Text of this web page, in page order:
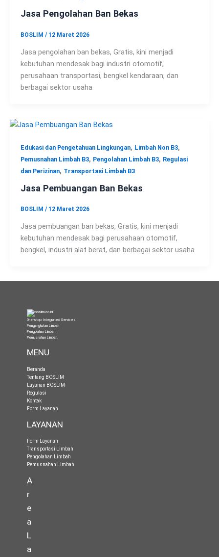
Jasa Pengolahan Ban Bekas
BOSLIM / 12 Maret 2026
Jasa pengolahan ban bekas, Gratis, kini menjadi
kebutuhan mendesak bagi industri otomotif,
perusahaan transportasi, bengkel kendaraan, dan
berbagai sektor usaha
Edukasi dan Pengetahuan Lingkungan, Limbah Non B3,
Pemusnahan Limbah B3, Pengolahan Limbah B3, Regulasi
dan Perizinan, Transportasi Limbah B3
Jasa Pembuangan Ban Bekas
BOSLIM / 12 Maret 2026
Jasa pembuangan ban bekas, Gratis, kini menjadi
kebutuhan mendesak bagi perusahaan otomotif,
bengkel, industri alat berat, dan berbagai sektor usaha
One-stop Integrated Services
Pengangkutan Limbah
Pengolahan Limbah
Pemusnahan Limbah.
MENU
Beranda
Tentang BOSLIM
Layanan BOSLIM
Regulasi
Kontak
Form Layanan
LAYANAN
Form Layanan
Transportasi Limbah
Pengolahan Limbah
Pemusnahan Limbah
A
r
e
a
L
a